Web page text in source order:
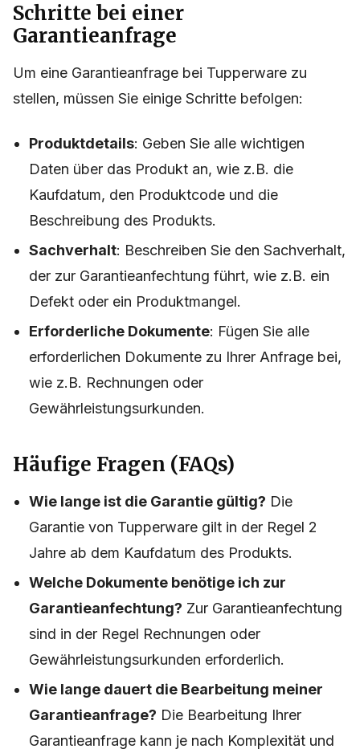
Schritte bei einer
Garantieanfrage
Um eine Garantieanfrage bei Tupperware zu
stellen, müssen Sie einige Schritte befolgen:
Produktdetails: Geben Sie alle wichtigen
Daten über das Produkt an, wie z.B. die
Kaufdatum, den Produktcode und die
Beschreibung des Produkts.
Sachverhalt: Beschreiben Sie den Sachverhalt,
der zur Garantieanfechtung führt, wie z.B. ein
Defekt oder ein Produktmangel.
Erforderliche Dokumente: Fügen Sie alle
erforderlichen Dokumente zu Ihrer Anfrage bei,
wie z.B. Rechnungen oder
Gewährleistungsurkunden.
Häufige Fragen (FAQs)
Wie lange ist die Garantie gültig? Die
Garantie von Tupperware gilt in der Regel 2
Jahre ab dem Kaufdatum des Produkts.
Welche Dokumente benötige ich zur
Garantieanfechtung? Zur Garantieanfechtung
sind in der Regel Rechnungen oder
Gewährleistungsurkunden erforderlich.
Wie lange dauert die Bearbeitung meiner
Garantieanfrage? Die Bearbeitung Ihrer
Garantieanfrage kann je nach Komplexität und